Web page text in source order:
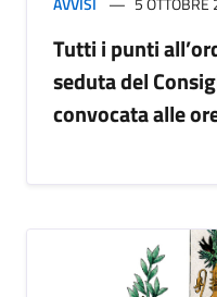
Tutti i punti
seduta del
convocata alle